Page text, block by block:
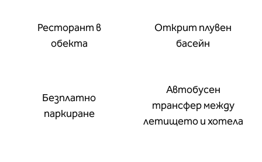
Ресторант в
обекта
Открит плувен
басейн
Безплатно
паркиране
Автобусен
трансфер между
летището и хотела